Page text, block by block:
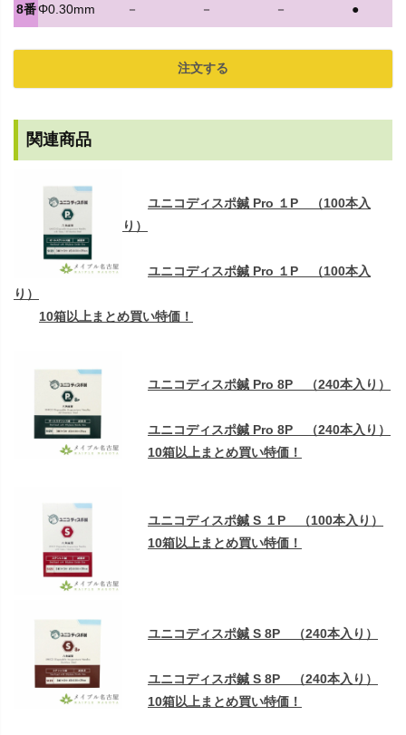
8番Φ0.30mm － － － ●
注文する
関連商品
ユニコディスポ鍼 Pro １P （100本入
り）
ユニコディスポ鍼 Pro １P （100本入
り）
10箱以上まとめ買い特価！
ユニコディスポ鍼 Pro 8P （240本入り）
ユニコディスポ鍼 Pro 8P （240本入り）
10箱以上まとめ買い特価！
ユニコディスポ鍼 S １P （100本入り）
10箱以上まとめ買い特価！
ユニコディスポ鍼 S 8P （240本入り）
ユニコディスポ鍼 S 8P （240本入り）
10箱以上まとめ買い特価！